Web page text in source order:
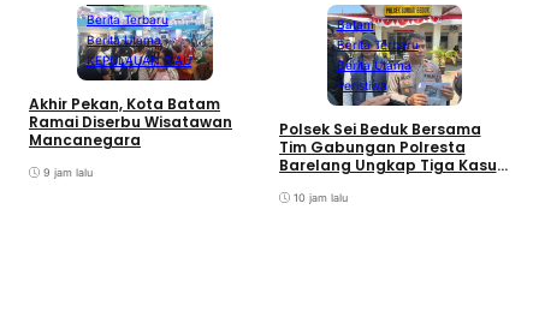
Berita Terbaru
Berita Utama
KEPULAUAN RIAU
Akhir Pekan, Kota Batam
Ramai Diserbu Wisatawan
Mancanegara
9 jam lalu
Batam
Berita Terbaru
Berita Utama
Peristiwa
Polsek Sei Beduk Bersama
Tim Gabungan Polresta
Barelang Ungkap Tiga Kasus
10 jam lalu